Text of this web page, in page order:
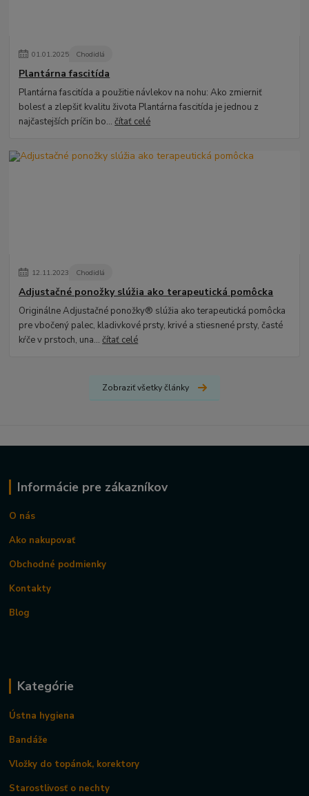
01.01.2025 Chodidlá
Plantárna fascitída
Plantárna fascitída a použitie návlekov na nohu: Ako zmierniť
bolesť a zlepšiť kvalitu života Plantárna fascitída je jednou z
najčastejších príčin bo...čítať celé
12.11.2023 Chodidlá
Adjustačné ponožky slúžia ako terapeutická pomôcka
Originálne Adjustačné ponožky® slúžia ako terapeutická pomôcka
pre vbočený palec, kladivkové prsty, krivé a stiesnené prsty, časté
kŕče v prstoch, una...čítať celé
Zobraziť všetky články
Informácie pre zákazníkov
O nás
Ako nakupovať
Obchodné podmienky
Kontakty
Blog
Kategórie
Ústna hygiena
Bandáže
Vložky do topánok, korektory
Starostlivosť o nechty